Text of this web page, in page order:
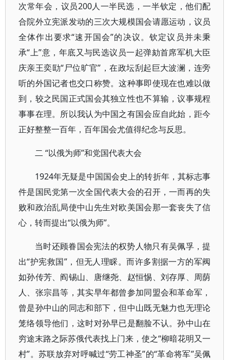
次常年会，议员200人一半民选，一半钦定，他们配
合院外立宪派发动的三次大规模国会请愿运动，议员
全体作出要求“速开国会”的决议。钦定议员并未秉
承“上”意，年底又与民选议员一起弹劾首席军机大臣
庆亲王奕劻“尸位旷官”，在政坛刮起巨大波澜，连旁
听的外国记者也交口称赞。这种事即使现在也难以做
到，较之民国正式国会其独立性也不算输，议事规程
事事在理。所以我认为中国之有国会应自此始，距今
正好整整一百年，百年国会尤值得纪念与反思。
二 “以俄为师”和党国代表大会
1924年无疑是中国国会史上的转折年，其标志事
件是国民党第一次全国代表大会的召开，一而再的失
败和政治乱局使中山先生对欧美国会那一套丧失了信
心，转而提出“以俄为师”。
当时还顾眷国会宪法的权势人物只有吴佩孚，提
出“护宪救国”，但无人理睬。而许多割据一方的军阀
如孙传芳、阎锡山、唐继尧、赵恒惕、刘存厚、周荫
人、张宗昌等，其实早年都曾参加同盟会和革命军，
曾是孙中山的同志和部下，但中山既无魅力也无理论
笼络领导他们，这时对孙早已是翻脸不认。孙中山在
穷途末路之际苏俄代表找上门来，使之“柳暗花明又一
村”。苏联放弃对呼喊过“劳工神圣”的“革命将军”吴佩